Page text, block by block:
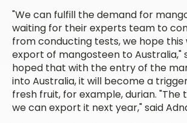
"We can fulfill the demand for
waiting for their experts team to
from conducting tests, we hope this
export of mangosteen to Australia,"
hoped that with the entry of the
into Australia, it will become a
fresh fruit, for example, durian. "The
we can export it next year," said